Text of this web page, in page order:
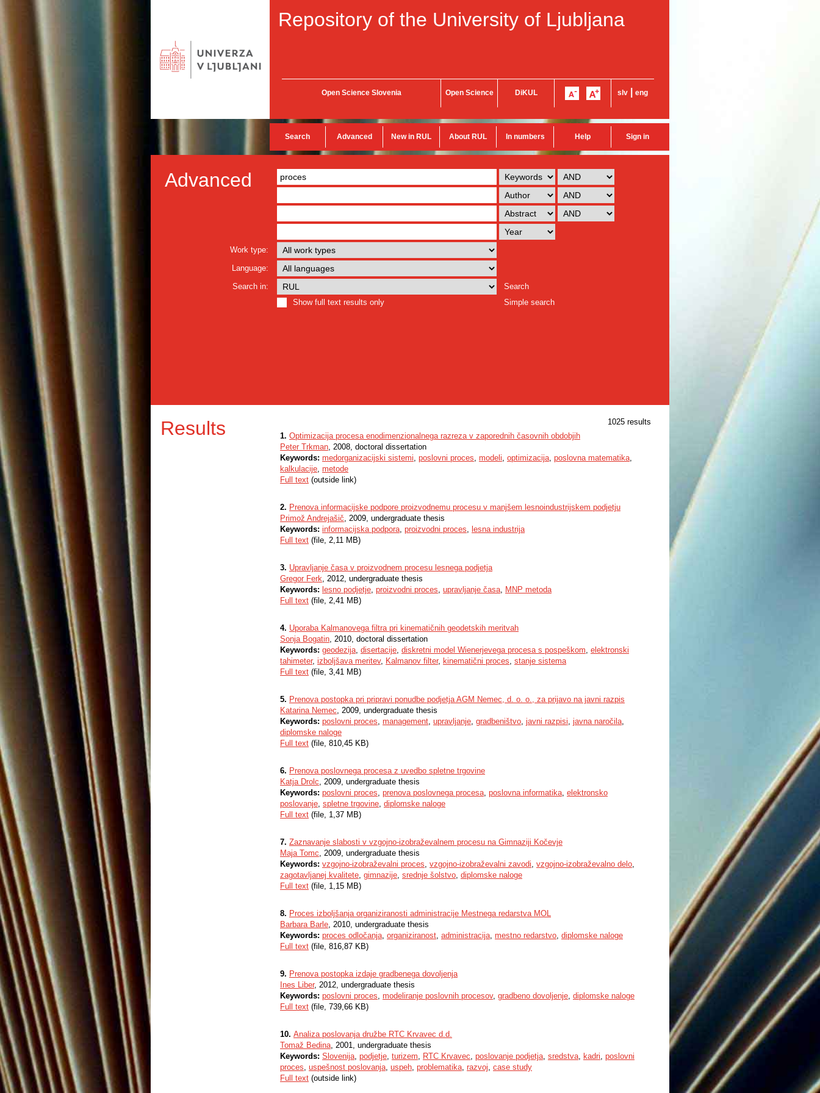
Repository of the University of Ljubljana
Open Science Slovenia Open Science DiKUL slv eng
Search Advanced New in RUL About RUL In numbers Help Sign in
Advanced
Work type:
Language:
Search in:
Search
Show full text results only
Simple search
Results
1025 results
1. Optimizacija procesa enodimenzionalnega razreza v zaporednih časovnih obdobjih
Peter Trkman, 2008, doctoral dissertation
Keywords: medorganizacijski sistemi, poslovni proces, modeli, optimizacija, poslovna matematika,
kalkulacije, metode
Full text (outside link)
2. Prenova informacijske podpore proizvodnemu procesu v manjšem lesnoindustrijskem podjetju
Primož Andrejašič, 2009, undergraduate thesis
Keywords: informacijska podpora, proizvodni proces, lesna industrija
Full text (file, 2,11 MB)
3. Upravljanje časa v proizvodnem procesu lesnega podjetja
Gregor Ferk, 2012, undergraduate thesis
Keywords: lesno podjetje, proizvodni proces, upravljanje časa, MNP metoda
Full text (file, 2,41 MB)
4. Uporaba Kalmanovega filtra pri kinematičnih geodetskih meritvah
Sonja Bogatin, 2010, doctoral dissertation
Keywords: geodezija, disertacije, diskretni model Wienerjevega procesa s pospeškom, elektronski
tahimeter, izboljšava meritev, Kalmanov filter, kinematični proces, stanje sistema
Full text (file, 3,41 MB)
5. Prenova postopka pri pripravi ponudbe podjetja AGM Nemec, d. o. o., za prijavo na javni razpis
Katarina Nemec, 2009, undergraduate thesis
Keywords: poslovni proces, management, upravljanje, gradbeništvo, javni razpisi, javna naročila,
diplomske naloge
Full text (file, 810,45 KB)
6. Prenova poslovnega procesa z uvedbo spletne trgovine
Katja Drolc, 2009, undergraduate thesis
Keywords: poslovni proces, prenova poslovnega procesa, poslovna informatika, elektronsko
poslovanje, spletne trgovine, diplomske naloge
Full text (file, 1,37 MB)
7. Zaznavanje slabosti v vzgojno-izobraževalnem procesu na Gimnaziji Kočevje
Maja Tomc, 2009, undergraduate thesis
Keywords: vzgojno-izobraževalni proces, vzgojno-izobraževalni zavodi, vzgojno-izobraževalno delo,
zagotavljanej kvalitete, gimnazije, srednje šolstvo, diplomske naloge
Full text (file, 1,15 MB)
8. Proces izboljšanja organiziranosti administracije Mestnega redarstva MOL
Barbara Barle, 2010, undergraduate thesis
Keywords: proces odločanja, organiziranost, administracija, mestno redarstvo, diplomske naloge
Full text (file, 816,87 KB)
9. Prenova postopka izdaje gradbenega dovoljenja
Ines Liber, 2012, undergraduate thesis
Keywords: poslovni proces, modeliranje poslovnih procesov, gradbeno dovoljenje, diplomske naloge
Full text (file, 739,66 KB)
10. Analiza poslovanja družbe RTC Krvavec d.d.
Tomaž Bedina, 2001, undergraduate thesis
Keywords: Slovenija, podjetje, turizem, RTC Krvavec, poslovanje podjetja, sredstva, kadri, poslovni
proces, uspešnost poslovanja, uspeh, problematika, razvoj, case study
Full text (outside link)